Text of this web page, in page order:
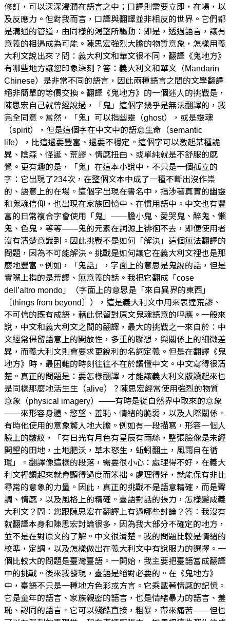
修訂，可以深深浸潤在語言之中；口譯則需要立即，在場，以
及反應力。但對我而言，口譯與翻譯並非相反的世界。它們都
是溝通的管道，由同樣的渴望所驅動：即是，透過語言，讓有
意義的相遇成為可能。陳思宏強烈大膽的物質意象，怎樣用義
大利文說出來？問：義大利文和華文很不同，翻譯《鬼地方》
有哪些地方讓您印象深刻？答：義大利文和華文（Mandarin
Chinese）是非常不同的語言，因此兩種語言之間的文學翻譯
絕非簡單的等價交換。翻譯《鬼地方》的一個迷人的挑戰是，
陳思宏自己就曾經說過，「鬼」這個字幾乎是無法翻譯的，我
完全同意。當然，「鬼」可以指幽靈（ghost），或是靈魂
（spirit），但是這個字在中文中的語意生命（semantic
life），比這還要豐富、還要不穩定。這個字可以激起某種詭
異、陰森、怪誕、荒謬、情感扭曲、或單純就是不舒服的感
覺。更有趣的是，「鬼」在這本小說中，不只是一個孤立的
字：它出現了234次，在整個文本中成了一種不斷出沒作祟
的、語意上的在場。這個字出現在書名中，指涉著真實的幽靈
和鬼魂信仰，也出現在家族回憶中、在慣用語中。中文也有豐
富的日常複合字會使用「鬼」——膽小鬼、愛哭鬼、醉鬼、懶
鬼、色鬼，等等——鬼的元素在詞源上徘徊不去，即便使用者
沒有清楚意識到。因此挑戰不是如何「解決」這個無法翻譯的
問題，因為不可能解決。挑戰是如何讓它在義大利文裡也是那
麼地豐富。例如，「鬼話」，字面上的意思是鬼說的話，但是
實際上指的是荒謬、無意義的話。我把它翻成「cose
dell’altro mondo」（字面上的意思是「來自異界的東西」
〔things from beyond〕），這是義大利文中用來表達荒謬、
不可信的既有成語，藉此保留對原文鬼魂語意的呼應。一般來
說，中文和義大利文之間的翻譯，最大的挑戰之一來自於：中
文經常保留語意上的開放性，多重的聯想，與關係上的細微差
異，而義大利文則會要求更銳利的名詞定義。但是在翻譯《鬼
地方》時，最困難的時刻往往不在於讀懂中文。中文寫得很清
楚。真正的問題是：要怎樣翻譯，才能讓義大利文版讀起來也
是同樣那麼地活生生（alive）？陳思宏經常使用強烈的物質
意象（physical imagery）——有時是從自然界中取來的意象
——來形容身體、慾望、羞恥、情緒的脆弱，以及人際關係。
有時他使用的意象驚人地大膽。例如有一段描寫，形容一個人
臉上的皺紋，「有日光有月色有星辰有雨絲，整張臉像是未經
開墾的田地，土地肥沃，草木怒生，蚯蚓翻土，風雨自在循
環」。翻譯像這樣的段落，需要很小心：處理得不好，在義大
利文裡讀起來就會顯得過度而笨拙。處理得好，就能保有非比
尋常的意象的力量。因此，真正的挑戰不是語意精確，而是聲
調、情感，以及風格上的精確。臺語對話的張力，怎樣變成義
大利文？問：您跟陳思宏在翻譯上有過哪些討論？答：我沒有
就翻譯本身和陳思宏討論很多，因為我大部分不確定的地方，
並不是在對原文的了解。中文很清楚。我的問題比較是情緒的
校準，定調，以及怎樣做出在義大利文中有說服力的選擇。一
個比較大的問題是臺灣臺語。一開始，我主要把臺語當成翻譯
中的挑戰。後來我發現，臺語是絕對必要的。在《鬼地方》
中，臺語不只是一種地方色彩或方言。它乘載著情感的記憶。
它是童年的語言、家族親密的語言，也是情緒暴力的語言、羞
恥、認同的語言。它可以殘酷直接，粗暴，帶來痛苦——但也